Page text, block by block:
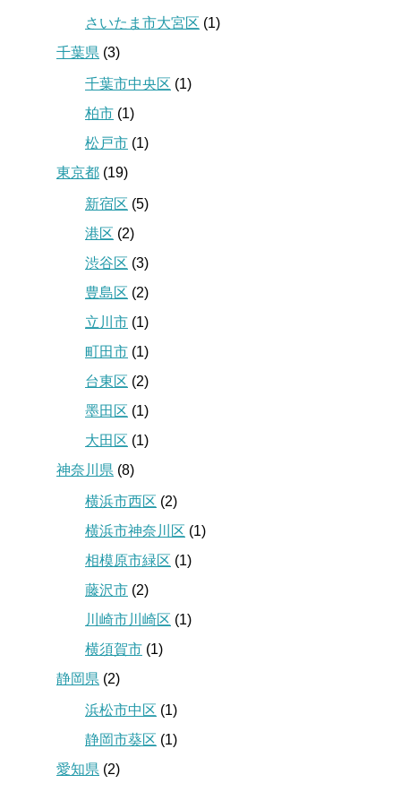
さいたま市大宮区 (1)
千葉県 (3)
千葉市中央区 (1)
柏市 (1)
松戸市 (1)
東京都 (19)
新宿区 (5)
港区 (2)
渋谷区 (3)
豊島区 (2)
立川市 (1)
町田市 (1)
台東区 (2)
墨田区 (1)
大田区 (1)
神奈川県 (8)
横浜市西区 (2)
横浜市神奈川区 (1)
相模原市緑区 (1)
藤沢市 (2)
川崎市川崎区 (1)
横須賀市 (1)
静岡県 (2)
浜松市中区 (1)
静岡市葵区 (1)
愛知県 (2)